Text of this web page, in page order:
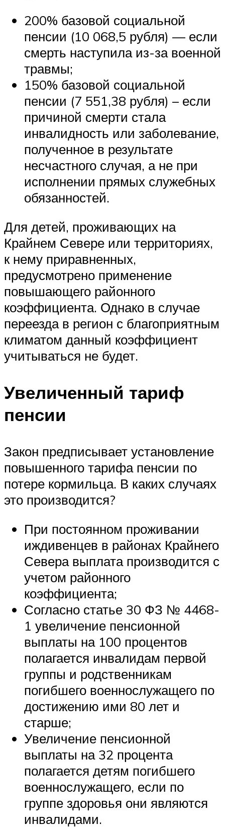
200% базовой социальной
пенсии (10 068,5 рубля) — если
смерть наступила из-за военной
травмы;
150% базовой социальной
пенсии (7 551,38 рубля) – если
причиной смерти стала
инвалидность или заболевание,
полученное в результате
несчастного случая, а не при
исполнении прямых служебных
обязанностей.
Для детей, проживающих на
Крайнем Севере или территориях,
к нему приравненных,
предусмотрено применение
повышающего районного
коэффициента. Однако в случае
переезда в регион с благоприятным
климатом данный коэффициент
учитываться не будет.
Увеличенный тариф
пенсии
Закон предписывает установление
повышенного тарифа пенсии по
потере кормильца. В каких случаях
это производится?
При постоянном проживании
иждивенцев в районах Крайнего
Севера выплата производится с
учетом районного
коэффициента;
Согласно статье 30 ФЗ № 4468-
1 увеличение пенсионной
выплаты на 100 процентов
полагается инвалидам первой
группы и родственникам
погибшего военнослужащего по
достижению ими 80 лет и
старше;
Увеличение пенсионной
выплаты на 32 процента
полагается детям погибшего
военнослужащего, если по
группе здоровья они являются
инвалидами.